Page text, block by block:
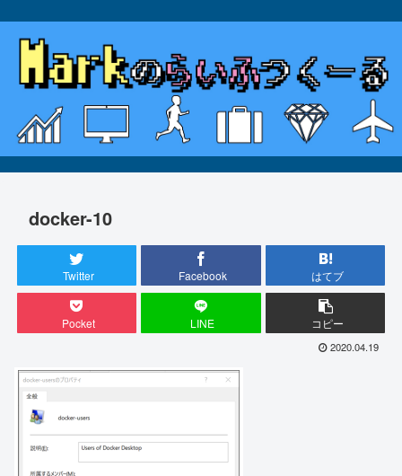
docker-10
Twitter Facebook はてブ
Pocket LINE コピー
2020.04.19